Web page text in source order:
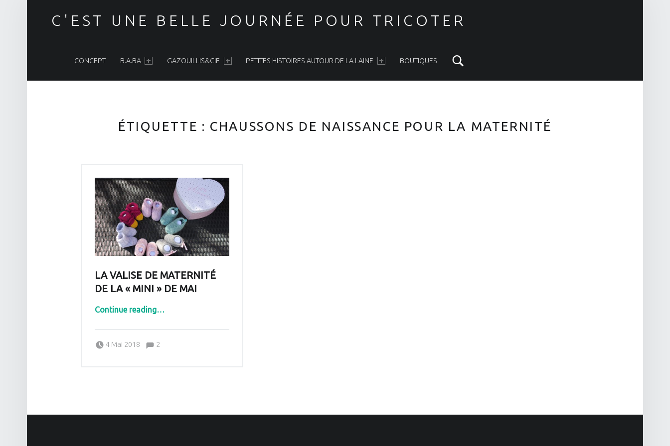
C'EST UNE BELLE JOURNÉE POUR TRICOTER
CONCEPT B.A.BA GAZOUILLIS&CIE PETITES HISTOIRES AUTOUR DE LA LAINE BOUTIQUES
ÉTIQUETTE : CHAUSSONS DE NAISSANCE POUR LA MATERNITÉ
LA VALISE DE MATERNITÉ
DE LA « MINI » DE MAI
Continue reading“La valise de maternité de la « Mini » de mai”
…
4 Mai 2018
Pascale G&-BdC-WKF
Comments:2